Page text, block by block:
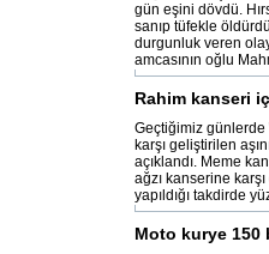
gün eşini dövdü.
sanıp tüfekle
durgunluk veren
amcasının oğlu
Rahim kanseri
Geçtiğimiz
karşı geliştirilen
açıklandı. Meme
ağzı kanserine
yapıldığı takdirde
Moto kurye 150